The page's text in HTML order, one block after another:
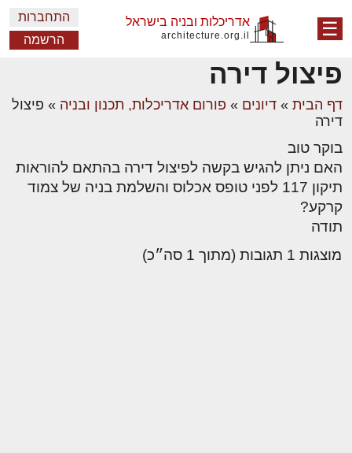
☰ אדריכלות ובניה בישראל
architecture.org.il
התחברות
הרשמה
פיצול דירה
דף הבית » דיונים » פורום אדריכלות, תכנון ובניה » פיצול
דירה
בוקר טוב
האם ניתן להגיש בקשה לפיצול דירה בהתאם להוראות
תיקון 117 לפני טופס אכלוס והשלמת בניה של צמוד
קרקע?
תודה
מוצגות 1 תגובות (מתוך 1 סה״כ)